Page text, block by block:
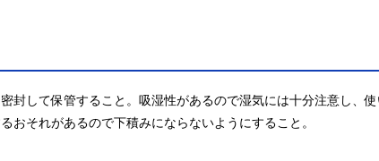
封して保管すること。吸湿性があるので湿気には十分注意し、
おそれがあるので下積みにならないようにすること。